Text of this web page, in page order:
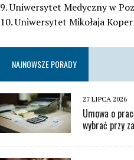
9. Uniwersytet Medyczny w
10. Uniwersytet Mikołaja
NAJNOWSZE PORADY
27 LIPCA 2026
Umowa o
wybrać przy